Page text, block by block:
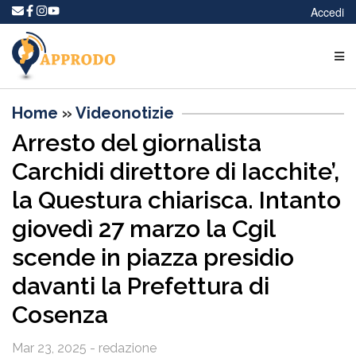
Accedi
Home » Videonotizie
Arresto del giornalista
Carchidi direttore di Iacchite’,
la Questura chiarisca. Intanto
giovedì 27 marzo la Cgil
scende in piazza presidio
davanti la Prefettura di
Cosenza
Mar 23, 2025 - redazione